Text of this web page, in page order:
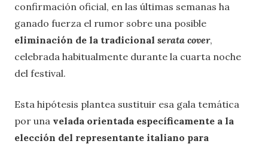
confirmación oficial, en las últimas semanas ha
ganado fuerza el rumor sobre una posible
eliminación de la tradicional serata cover,
celebrada habitualmente durante la cuarta noche
del festival.
Esta hipótesis plantea sustituir esa gala temática
por una velada orientada específicamente a la
elección del representante italiano para